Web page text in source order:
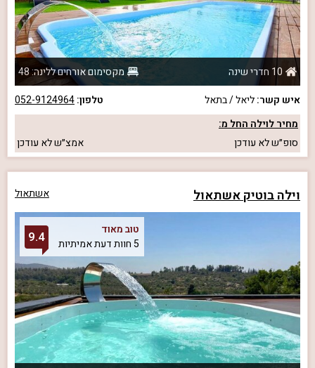
10 חדרי שינה
מקסימום אורחים ללינה: 48
איש קשר:ליאל / בתאל טלפון:052-9124964
מחיר לוילה החל מ:
סופ״שלא עודכן אמצ״שלא עודכן
וילה בוטיק אשתאול אשתאול
טוב מאוד
5 חוות דעת אמיתיות
9.4